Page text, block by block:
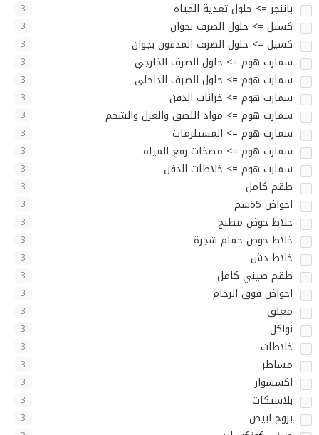
باننجر => حلول تغذية المياه 3
كسيل => حلول الصرف بجوان 3
كسيل => حلول الصرف المدفون بجوان 3
سمارت هوم => حلول الصرف الخارجي 3
سمارت هوم => حلول الصرف الداخلى 3
سمارت هوم => خزانات الدفن 3
سمارت هوم => مواد اللصق والعزل والشحم 3
سمارت هوم => المستلزمات 3
سمارت هوم => مضخات رفع المياه 3
سمارت هوم => خلاطات الدفن 3
طقم كامل 3
احواض 55سم 3
خلاط حوض مطبخ 3
خلاط حوض حمام شجرة 3
خلاط دش 3
طقم صيني كامل 3
احواض فوق الرخام 3
معلق 3
نواكل 3
خلاطات 3
مساطر 3
اكسسوار 3
بلاستكات 3
بروج ابيض 3